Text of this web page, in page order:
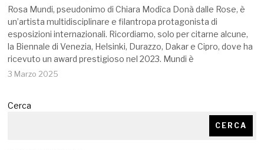
Rosa Mundi, pseudonimo di Chiara Modìca Donà dalle Rose, è
un’artista multidisciplinare e filantropa protagonista di
esposizioni internazionali. Ricordiamo, solo per citarne alcune,
la Biennale di Venezia, Helsinki, Durazzo, Dakar e Cipro, dove ha
ricevuto un award prestigioso nel 2023. Mundi è
3 Marzo 2025
Cerca
CERCA